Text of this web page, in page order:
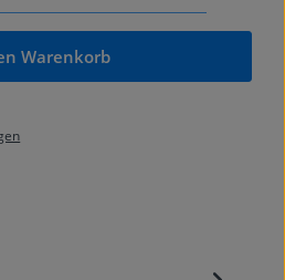
Warenkorb